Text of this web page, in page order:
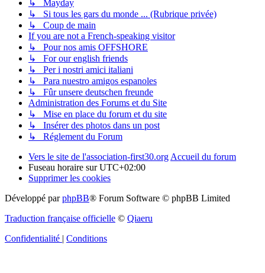
↳ Mayday
↳ Si tous les gars du monde ... (Rubrique privée)
↳ Coup de main
If you are not a French-speaking visitor
↳ Pour nos amis OFFSHORE
↳ For our english friends
↳ Per i nostri amici italiani
↳ Para nuestro amigos espanoles
↳ Fûr unsere deutschen freunde
Administration des Forums et du Site
↳ Mise en place du forum et du site
↳ Insérer des photos dans un post
↳ Réglement du Forum
Vers le site de l'association-first30.org Accueil du forum
Fuseau horaire surUTC+02:00
Supprimer les cookies
Développé parphpBB® Forum Software © phpBB Limited
Traduction française officielle © Qiaeru
Confidentialité | Conditions